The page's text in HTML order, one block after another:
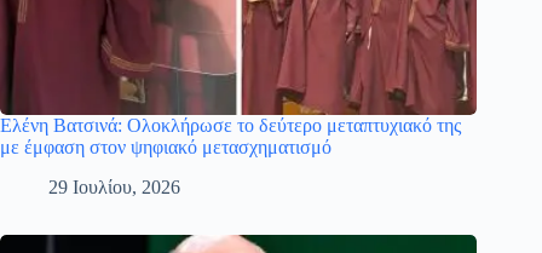
Ελένη Βατσινά: Ολοκλήρωσε το δεύτερο μεταπτυχιακό της
με έμφαση στον ψηφιακό μετασχηματισμό
29 Ιουλίου, 2026